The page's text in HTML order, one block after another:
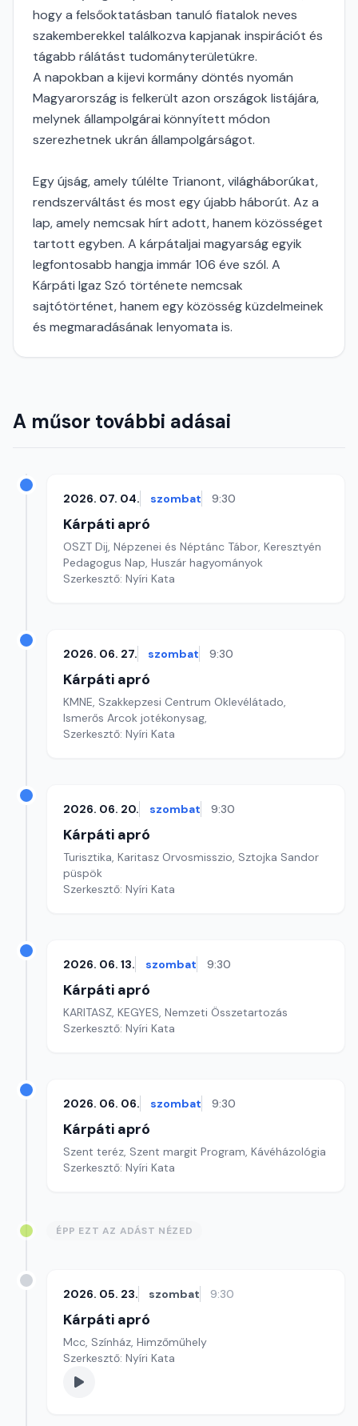
hogy a felsőoktatásban tanuló fiatalok neves
szakemberekkel találkozva kapjanak inspirációt és
tágabb rálátást tudományterületükre.
A napokban a kijevi kormány döntés nyomán
Magyarország is felkerült azon országok listájára,
melynek állampolgárai könnyített módon
szerezhetnek ukrán állampolgárságot.
Egy újság, amely túlélte Trianont, világháborúkat,
rendszerváltást és most egy újabb háborút. Az a
lap, amely nemcsak hírt adott, hanem közösséget
tartott egyben. A kárpátaljai magyarság egyik
legfontosabb hangja immár 106 éve szól. A
Kárpáti Igaz Szó története nemcsak
sajtótörténet, hanem egy közösség küzdelmeinek
és megmaradásának lenyomata is.
A műsor további adásai
2026. 07. 04. szombat 9:30
Kárpáti apró
OSZT Dij, Népzenei és Néptánc Tábor, Keresztyén
Pedagogus Nap, Huszár hagyományok
Szerkesztő: Nyíri Kata
2026. 06. 27. szombat 9:30
Kárpáti apró
KMNE, Szakkepzesi Centrum Oklevélátado,
Ismerős Arcok jotékonysag,
Szerkesztő: Nyíri Kata
2026. 06. 20. szombat 9:30
Kárpáti apró
Turisztika, Karitasz Orvosmisszio, Sztojka Sandor
püspök
Szerkesztő: Nyíri Kata
2026. 06. 13. szombat 9:30
Kárpáti apró
KARITASZ, KEGYES, Nemzeti Összetartozás
Szerkesztő: Nyíri Kata
2026. 06. 06. szombat 9:30
Kárpáti apró
Szent teréz, Szent margit Program, Kávéházológia
Szerkesztő: Nyíri Kata
ÉPP EZT AZ ADÁST NÉZED
2026. 05. 23. szombat 9:30
Kárpáti apró
Mcc, Színház, Himzőműhely
Szerkesztő: Nyíri Kata